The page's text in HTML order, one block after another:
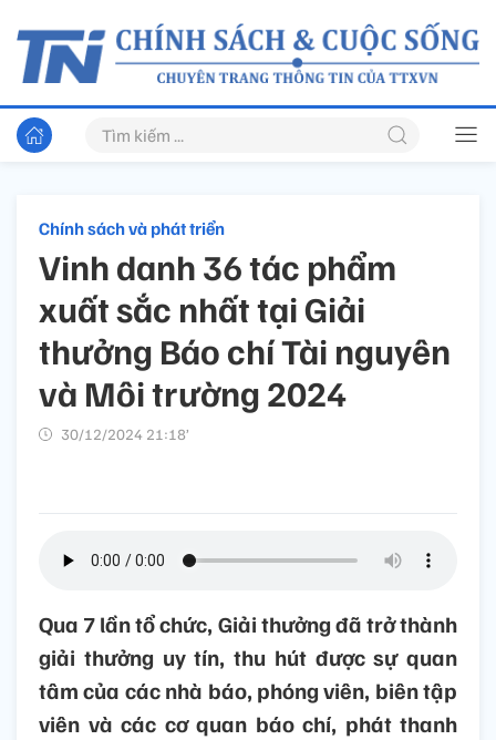
Chính sách và phát triển
Vinh danh 36 tác phẩm
xuất sắc nhất tại Giải
thưởng Báo chí Tài nguyên
và Môi trường 2024
30/12/2024 21:18’
Qua 7 lần tổ chức, Giải thưởng đã trở thành
giải thưởng uy tín, thu hút được sự quan
tâm của các nhà báo, phóng viên, biên tập
viên và các cơ quan báo chí, phát thanh